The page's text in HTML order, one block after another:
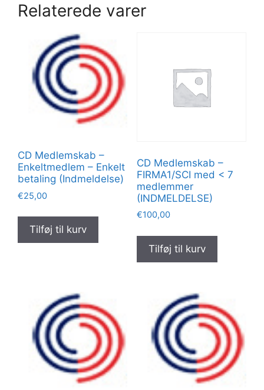
6
(INDMELDING)
antal
Relaterede varer
CD Medlemskab –
Enkeltmedlem – Enkelt
betaling (Indmeldelse)
€25,00
Tilføj til kurv
CD Medlemskab –
FIRMA1/SCI med < 7
medlemmer
(INDMELDELSE)
€100,00
Tilføj til kurv